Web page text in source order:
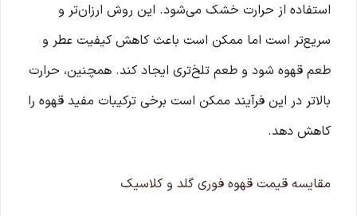
استفاده از حرارت خشک می‌شود. این روش ارزان‌تر و
سریع‌تر است اما ممکن است باعث کاهش کیفیت عطر و
طعم قهوه شود و طعم تلخ‌تری ایجاد کند. همچنین، حرارت
بالاتر در این فرآیند ممکن است برخی ترکیبات مفید قهوه را
کاهش دهد.
مقایسه قیمت قهوه فوری گلد و کلاسیک